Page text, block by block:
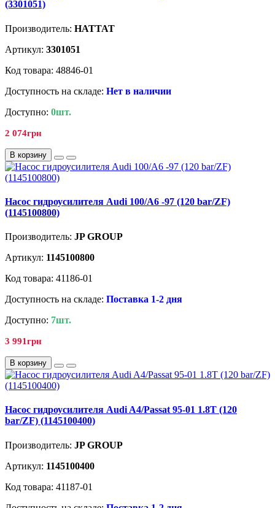
(3301051)
Производитель: HATTAT
Артикул: 3301051
Код товара: 48846-01
Доступность на складе: Нет в наличии
Доступно: 0шт.
2 074грн
В корзину
Насос гидроусилителя Audi 100/A6 -97 (120 bar/ZF)
(1145100800)
Производитель: JP GROUP
Артикул: 1145100800
Код товара: 41186-01
Доступность на складе: Поставка 1-2 дня
Доступно: 7шт.
3 991грн
В корзину
Насос гидроусилителя Audi A4/Passat 95-01 1.8T (120
bar/ZF) (1145100400)
Производитель: JP GROUP
Артикул: 1145100400
Код товара: 41187-01